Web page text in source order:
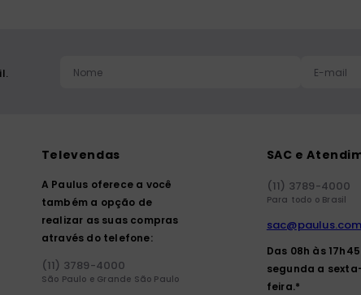
Televendas
A Paulus oferece a você
também a opção de
realizar as suas compras
através do telefone:
(11) 3789-4000
São Paulo e Grande São Paulo
SAC e
(11) 3789-4000
Para todo o Brasil
Das 08h às
segunda a
feira.*